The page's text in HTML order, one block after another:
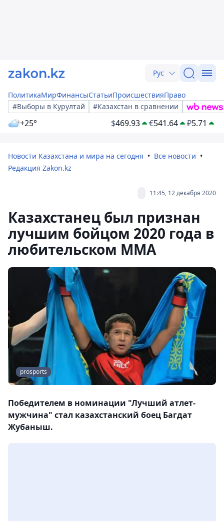
Рус
ПолитикаМирФинансыСтатьиПроисшествияПраво
#Выборы в Курултай
#Казахстан в сравнении
+25° $469.93 €541.64 ₽5.71
Новости Казахстана и мира на сегодня
Все новости
Редакция Zakon.kz
11:45, 12 декабря 2020
Казахстанец был признан
лучшим бойцом 2020 года в
любительском MMA
prosports
Победителем в номинации "Лучший атлет-
мужчина" стал казахстанский боец Багдат
Жубаныш.